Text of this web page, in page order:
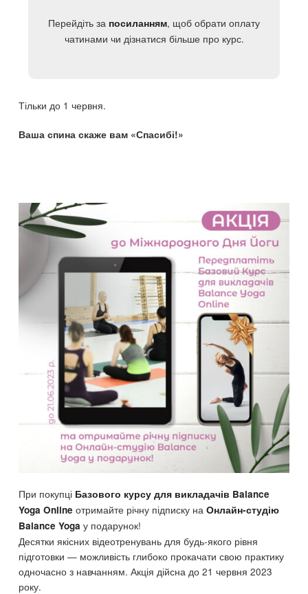
Перейдіть за посиланням, щоб обрати оплату
чатинами чи дізнатися більше про курс.
Тільки до 1 червня.
Ваша спина скаже вам «Спасибі!»
При покупці Базового курсу для викладачів Balance
Yoga Online отримайте річну підписку наОнлайн-студію
Balance Yoga у подарунок!
Десятки якісних відеотренувань для будь-якого рівня
підготовки — можливість глибоко прокачати свою практику
одночасно з навчанням. Акція дійсна до 21 червня 2023
року.